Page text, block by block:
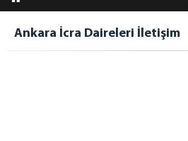
ADLİYEMİZ
MEDYA İLETİŞİM BÜROSU
BASIN DUYURULARI
Ankara İcra Daireleri İletişim